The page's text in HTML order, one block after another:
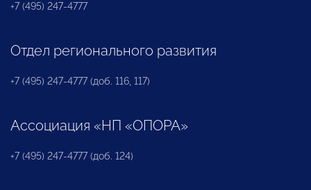
+7 (495) 247-4777
Отдел регионального развития
+7 (495) 247-4777 (доб. 116, 117)
Ассоциация «НП «ОПОРА»
+7 (495) 247-4777 (доб. 124)